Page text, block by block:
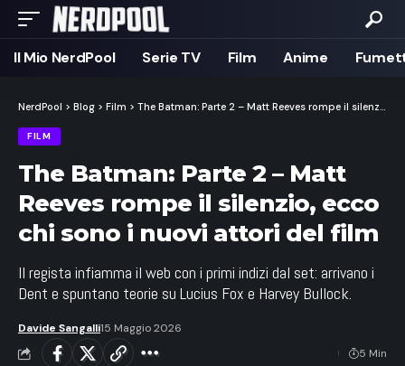
Il Mio NerdPool Serie TV Film Anime
NerdPool > Blog > Film > The Batman: Parte 2 – Matt Reeves rompe il silenzio, ecco chi sono i nuovi attori del film
FILM
The Batman: Parte 2 – Matt
Reeves rompe il silenzio, ecco
chi sono i nuovi attori del film
Il regista infiamma il web con i primi indizi dal set: arrivano i
Dent e spuntano teorie su Lucius Fox e Harvey Bullock.
Davide Sangalli15 Maggio 2026
5 Min